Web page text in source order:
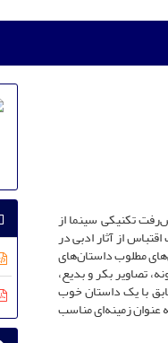
تکنیکی سینما از
از آثار ادبی در
مطلوب داستان‌های
تصاویر بکر و بدیع،
با یک داستان خوب
عنوان زمینه‌ای مناسب